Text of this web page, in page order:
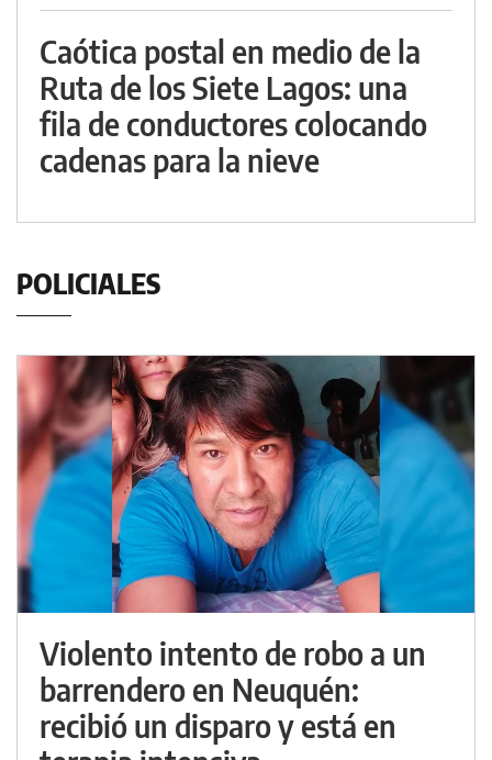
Caótica postal en medio de la
Ruta de los Siete Lagos: una
fila de conductores colocando
cadenas para la nieve
POLICIALES
Violento intento de robo a un
barrendero en Neuquén:
recibió un disparo y está en